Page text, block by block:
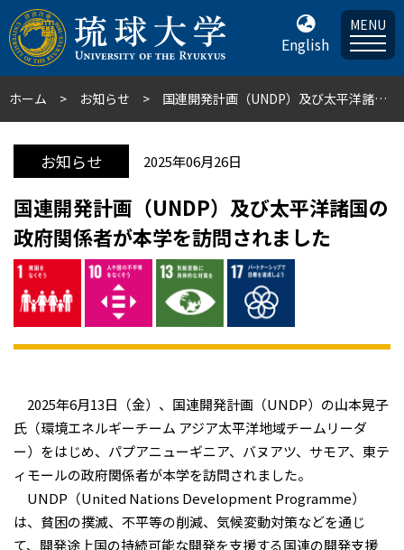
English
MENU
ホーム お知らせ 国連開発計画（UNDP）及び太平洋諸国の政府関係者が本学を訪問されました
お知らせ 2025年06月26日
国連開発計画（UNDP）及び太平洋諸国の
政府関係者が本学を訪問されました
2025年6月13日（金）、国連開発計画（UNDP）の山本晃子
氏（環境エネルギーチーム アジア太平洋地域チームリーダ
ー）をはじめ、パプアニューギニア、バヌアツ、サモア、東テ
ィモールの政府関係者が本学を訪問されました。
UNDP（United Nations Development Programme）
は、貧困の撲滅、不平等の削減、気候変動対策などを通じ
て、開発途上国の持続可能な開発を支援する国連の開発支援